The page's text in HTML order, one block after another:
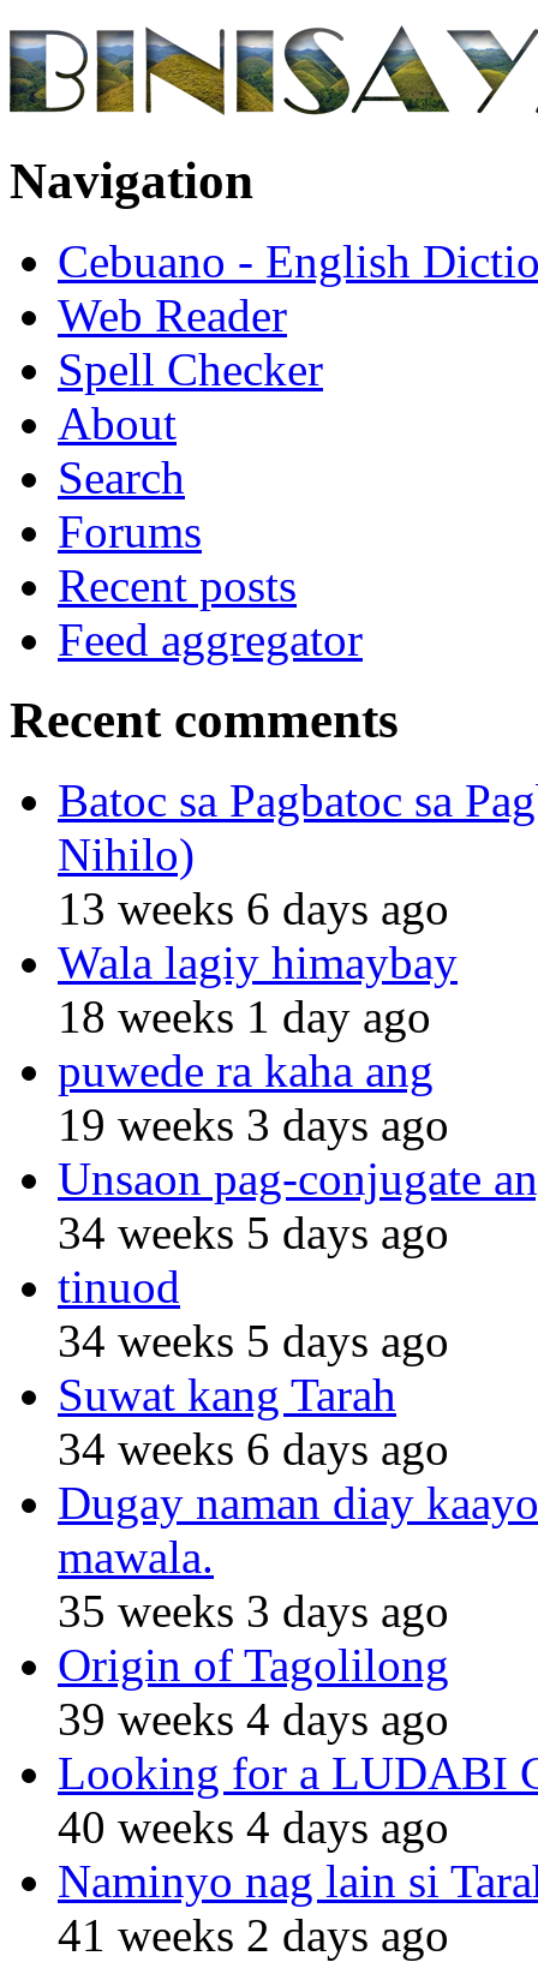
Navigation
Cebuano - English
Web Reader
Spell Checker
About
Search
Forums
Recent posts
Feed aggregator
Recent comments
Batoc sa Pagbatoc sa
Nihilo)
13 weeks 6 days ago
Wala lagiy himaybay
18 weeks 1 day ago
puwede ra kaha ang
19 weeks 3 days ago
Unsaon pag-conjugate
34 weeks 5 days ago
tinuod
34 weeks 5 days ago
Suwat kang Tarah
34 weeks 6 days ago
Dugay naman diay
mawala.
35 weeks 3 days ago
Origin of Tagolilong
39 weeks 4 days ago
Looking for a LUDABI
40 weeks 4 days ago
Naminyo nag lain si
41 weeks 2 days ago